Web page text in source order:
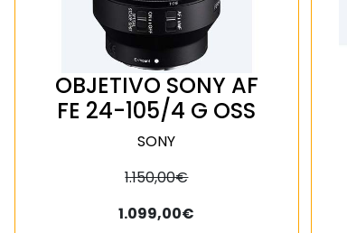
OBJETIVO SONY AF
FE 24-105/4 G OSS
SONY
1.150,00€
1.099,00€